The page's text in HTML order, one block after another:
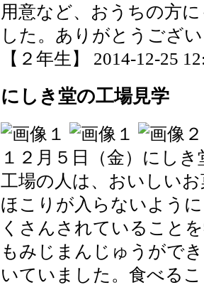
用意など、おうちの方
した。ありがとうござ
【２年生】 2014-12-25
にしき堂の工場見学
１２月５日（金）にし
工場の人は、おいしい
ほこりが入らないよう
くさんされていること
もみじまんじゅうがで
いていました。食べる